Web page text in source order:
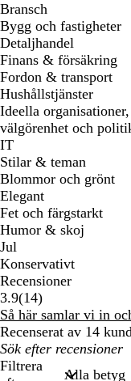
Bransch
Bygg och fastigheter
Detaljhandel
Finans & försäkring
Fordon & transport
Hushållstjänster
Ideella organisationer,
välgörenhet och
IT
Stilar & teman
Blommor och grönt
Elegant
Fet och färgstarkt
Humor & skoj
Jul
Konservativt
Recensioner
3.9(1414
recensioner
)
Så här samlar vi in
Recenserat av 14
Mina
inmatade
Filtrera